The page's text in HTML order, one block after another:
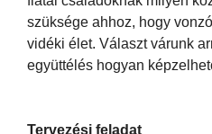
szüksége ahhoz, hogy
vidéki élet. Választ várunk
együttélés hogyan
Tervezési feladat